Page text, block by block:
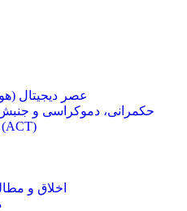
عصر دیجیتال
حکمرانی، دموکراسی و
پذیرش و تعهد (ACT)
اخلاق و